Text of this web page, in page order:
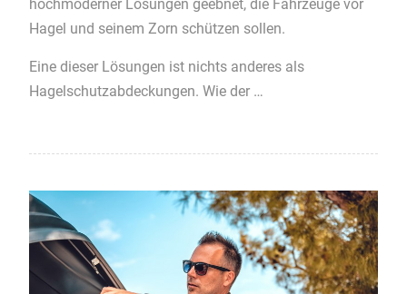
hochmoderner Lösungen geebnet, die Fahrzeuge vor
Hagel und seinem Zorn schützen sollen.
Eine dieser Lösungen ist nichts anderes als
Hagelschutzabdeckungen. Wie der …